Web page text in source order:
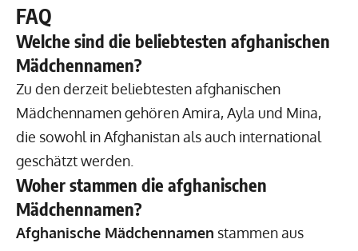
FAQ
Welche sind die beliebtesten afghanischen
Mädchennamen?
Zu den derzeit beliebtesten afghanischen
Mädchennamen gehören Amira, Ayla und Mina,
die sowohl in Afghanistan als auch international
geschätzt werden.
Woher stammen die afghanischen
Mädchennamen?
Afghanische Mädchennamen stammen aus